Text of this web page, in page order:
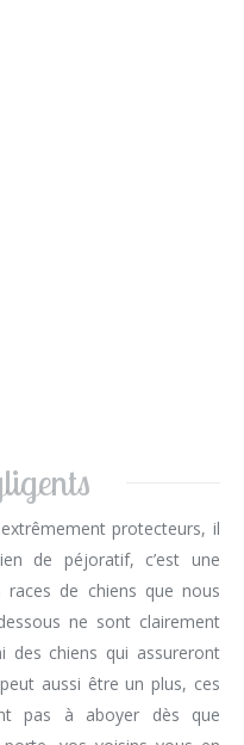
protecteurs, il
de péjoratif, c’est une
de chiens que nous
ne sont clairement
des chiens qui assureront
aussi être un plus, ces
pas à aboyer dès que